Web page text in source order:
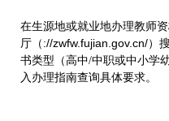
在生源地或就业地办理教师
厅（://zwfw.fujian.gov.cn/）
书类型（高中/中职或中小学
入办理指南查询具体要求。